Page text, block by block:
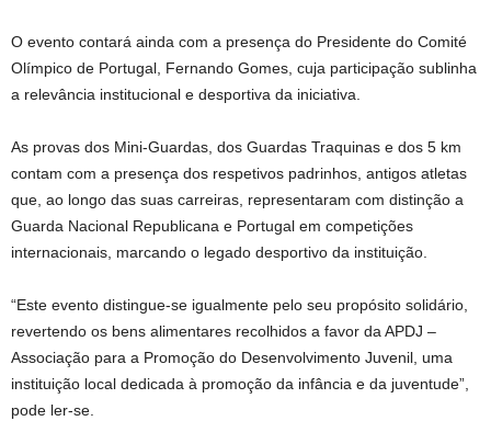
O evento contará ainda com a presença do Presidente do Comité
Olímpico de Portugal, Fernando Gomes, cuja participação sublinha
a relevância institucional e desportiva da iniciativa.
As provas dos Mini-Guardas, dos Guardas Traquinas e dos 5 km
contam com a presença dos respetivos padrinhos, antigos atletas
que, ao longo das suas carreiras, representaram com distinção a
Guarda Nacional Republicana e Portugal em competições
internacionais, marcando o legado desportivo da instituição.
“Este evento distingue-se igualmente pelo seu propósito solidário,
revertendo os bens alimentares recolhidos a favor da APDJ –
Associação para a Promoção do Desenvolvimento Juvenil, uma
instituição local dedicada à promoção da infância e da juventude”,
pode ler-se.